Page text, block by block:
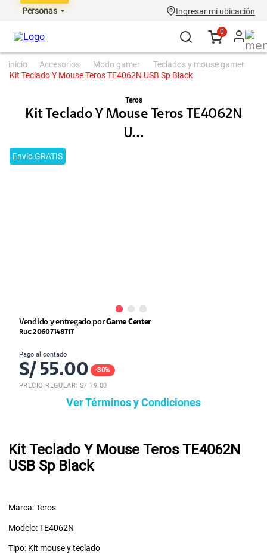
Personas Ingresar mi ubicación
0
accesorios modo gamer
teclados y mouse gamer
Kit Teclado Y Mouse Teros TE4062N USB Sp Black
Teros
Kit Teclado Y Mouse Teros TE4062N
U...
Envío GRATIS
Vendido y entregado porGame Center
Ruc:20607148717
Pago al contado
S/ 55.00 -30%
PRECIO REGULAR: S/79.00
Ver Términos y Condiciones
Kit Teclado Y Mouse Teros TE4062N
USB Sp Black
Marca: Teros
Modelo: TE4062N
Tipo: Kit mouse y teclado